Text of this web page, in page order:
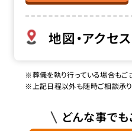
地図・アクセス
※葬儀を執り行っている場合もご
※上記日程以外も随時ご相談承り
どんな事で